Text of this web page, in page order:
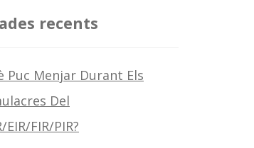
recents
Puc Menjar Durant Els
Del
EIR/FIR/PIR?